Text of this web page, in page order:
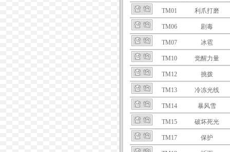
TM01 利爪打磨
TM06 剧毒
TM07 冰雹
TM10 觉醒力量
TM12 挑拨
TM13 冷冻光线
TM14 暴风雪
TM15 破坏死光
TM17 保护